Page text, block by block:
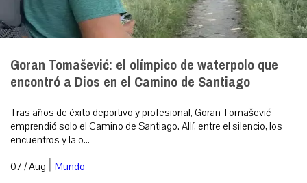
Goran Tomašević: el olímpico de waterpolo que
encontró a Dios en el Camino de Santiago
Tras años de éxito deportivo y profesional, Goran Tomašević
emprendió solo el Camino de Santiago. Allí, entre el silencio, los
encuentros y la o...
07 / Aug | Mundo